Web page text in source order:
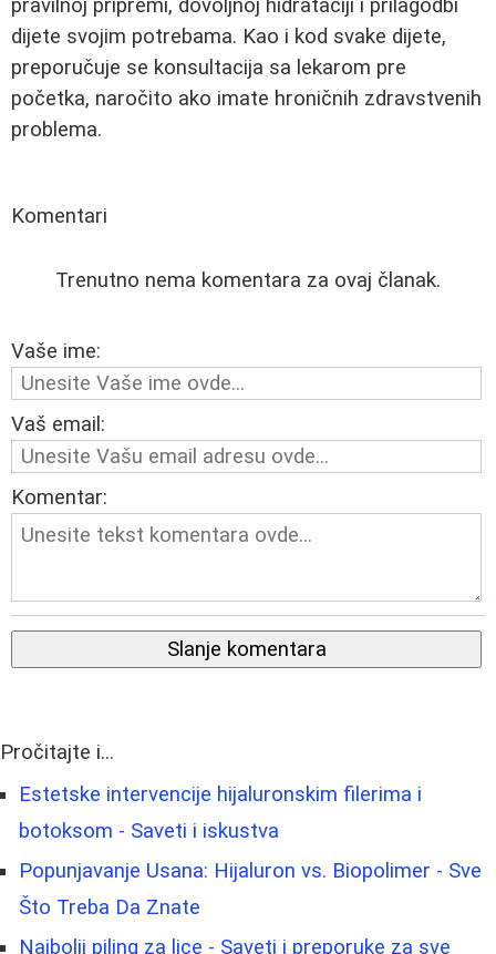
pravilnoj pripremi, dovoljnoj hidrataciji i prilagodbi
dijete svojim potrebama. Kao i kod svake dijete,
preporučuje se konsultacija sa lekarom pre
početka, naročito ako imate hroničnih zdravstvenih
problema.
Komentari
Trenutno nema komentara za ovaj članak.
Vaše ime:
Vaš email:
Komentar:
Slanje komentara
Pročitajte i...
Estetske intervencije hijaluronskim filerima i
botoksom - Saveti i iskustva
Popunjavanje Usana: Hijaluron vs. Biopolimer - Sve
Što Treba Da Znate
Najbolji piling za lice - Saveti i preporuke za sve